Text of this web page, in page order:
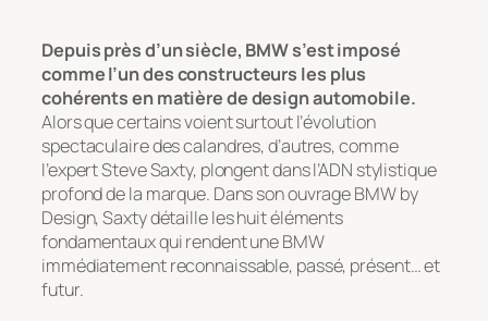
Depuis près d’un siècle, BMW s’est imposé
comme l’un des constructeurs les plus
cohérents en matière de design automobile.
Alors que certains voient surtout l’évolution
spectaculaire des calandres, d’autres, comme
l’expert Steve Saxty, plongent dans l’ADN stylistique
profond de la marque. Dans son ouvrageBMW by
Design, Saxty détaille les huit éléments
fondamentaux qui rendent une BMW
immédiatement reconnaissable, passé, présent… et
futur.